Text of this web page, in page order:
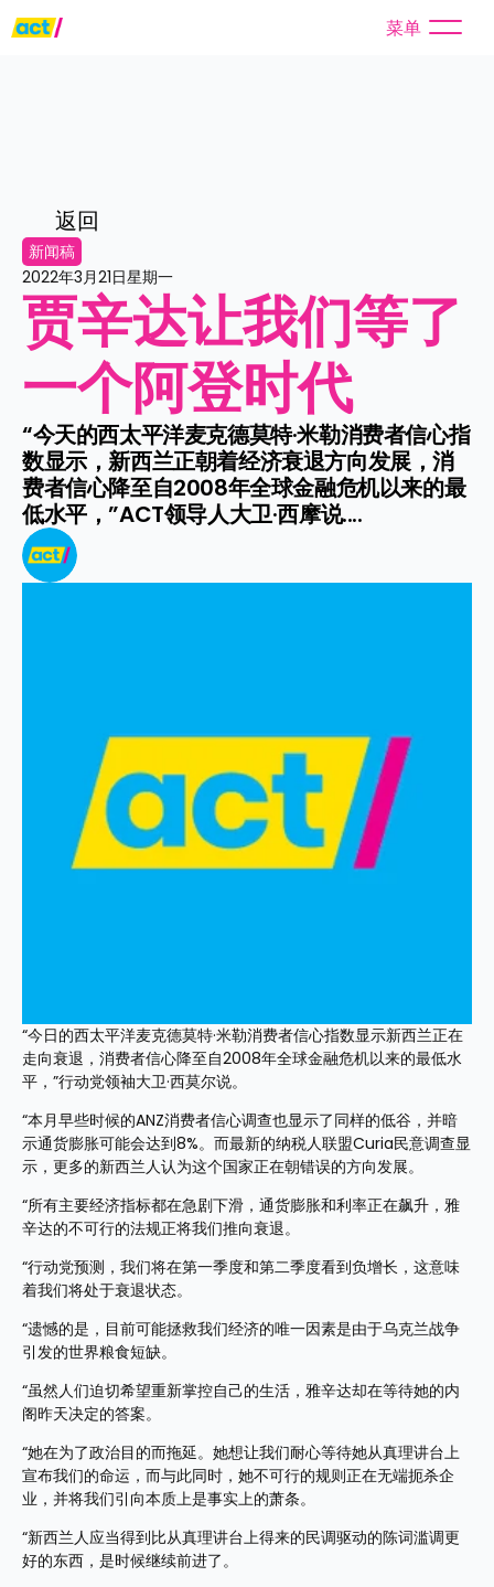
菜单
返回
新闻稿
2022年3月21日星期一
贾辛达让我们等了
一个阿登时代
“今天的西太平洋麦克德莫特·米勒消费者信心指
数显示，新西兰正朝着经济衰退方向发展，消
费者信心降至自2008年全球金融危机以来的最
低水平，”ACT领导人大卫·西摩说....
“今日的西太平洋麦克德莫特·米勒消费者信心指数显示新西兰正在
走向衰退，消费者信心降至自2008年全球金融危机以来的最低水
平，”行动党领袖大卫·西莫尔说。
“本月早些时候的ANZ消费者信心调查也显示了同样的低谷，并暗
示通货膨胀可能会达到8%。而最新的纳税人联盟Curia民意调查显
示，更多的新西兰人认为这个国家正在朝错误的方向发展。
“所有主要经济指标都在急剧下滑，通货膨胀和利率正在飙升，雅
辛达的不可行的法规正将我们推向衰退。
“行动党预测，我们将在第一季度和第二季度看到负增长，这意味
着我们将处于衰退状态。
“遗憾的是，目前可能拯救我们经济的唯一因素是由于乌克兰战争
引发的世界粮食短缺。
“虽然人们迫切希望重新掌控自己的生活，雅辛达却在等待她的内
阁昨天决定的答案。
“她在为了政治目的而拖延。她想让我们耐心等待她从真理讲台上
宣布我们的命运，而与此同时，她不可行的规则正在无端扼杀企
业，并将我们引向本质上是事实上的萧条。
“新西兰人应当得到比从真理讲台上得来的民调驱动的陈词滥调更
好的东西，是时候继续前进了。